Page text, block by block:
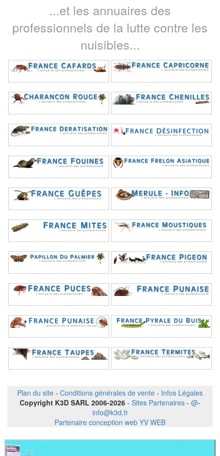
...et les annuaires des
professionnels de la lutte contre les
nuisibles...
Plan du site - Conditions générales de vente - Infos Légales
Copyright K3D SARL 2006-2026 - Sites Partenaires - @-
info@k3d.fr
Partenaire conception web YV WEB